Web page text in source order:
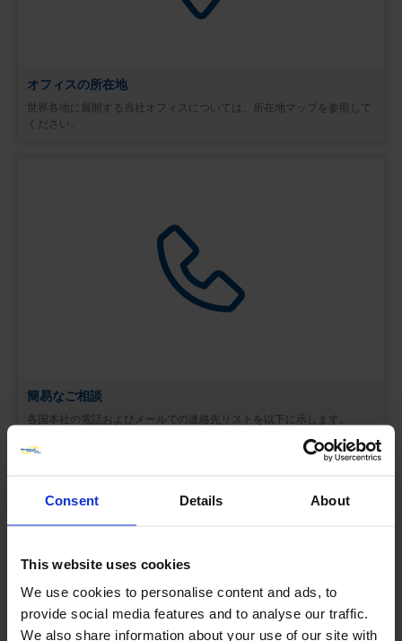
Consent Details About
This website uses cookies
We use cookies to personalise content and ads, to
provide social media features and to analyse our traffic.
We also share information about your use of our site with
オフィスの所在地
世界各地に展開する当社オフィスについては、所在地マップを参照して
ください。
簡易なご相談
各国本社の電話およびメールでの連絡先リストを以下に示します。